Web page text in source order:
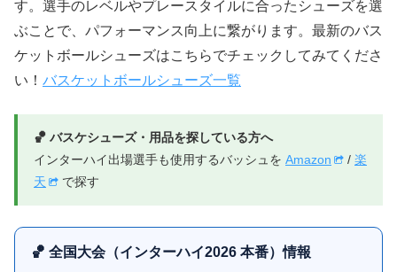
す。選手のレベルやプレースタイルに合ったシューズを選
ぶことで、パフォーマンス向上に繋がります。最新のバス
ケットボールシューズはこちらでチェックしてみてくださ
い！ バスケットボールシューズ一覧
🏀 バスケシューズ・用品を探している方へ
インターハイ出場選手も使用するバッシュを Amazon / 楽
天
で探す
🏀 全国大会（インターハイ2026 本番）情報